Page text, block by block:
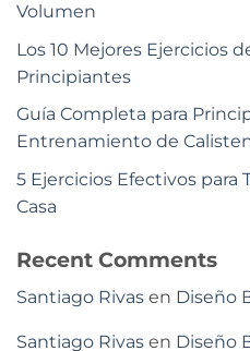
Volumen
Los 10 Mejores Ejercicios
Principiantes
Guía Completa para
Entrenamiento de
5 Ejercicios Efectivos para
Casa
Recent Comments
Santiago Rivas en Diseño
Santiago Rivas en Diseño